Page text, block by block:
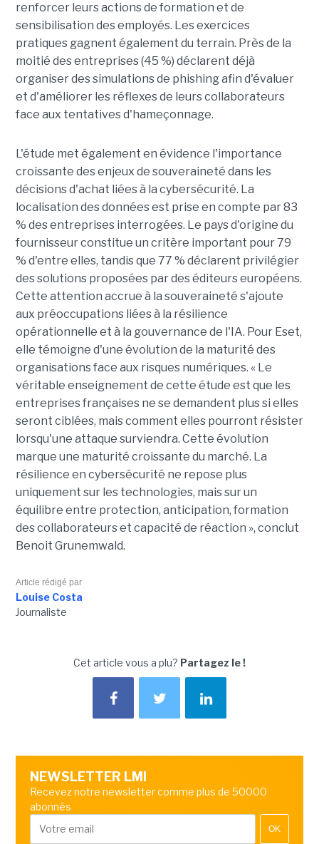
renforcer leurs actions de formation et de
sensibilisation des employés. Les exercices
pratiques gagnent également du terrain. Près de la
moitié des entreprises (45 %) déclarent déjà
organiser des simulations de phishing afin d'évaluer
et d'améliorer les réflexes de leurs collaborateurs
face aux tentatives d'hameçonnage.
L'étude met également en évidence l'importance
croissante des enjeux de souveraineté dans les
décisions d'achat liées à la cybersécurité. La
localisation des données est prise en compte par 83
% des entreprises interrogées. Le pays d'origine du
fournisseur constitue un critère important pour 79
% d'entre elles, tandis que 77 % déclarent privilégier
des solutions proposées par des éditeurs européens.
Cette attention accrue à la souveraineté s'ajoute
aux préoccupations liées à la résilience
opérationnelle et à la gouvernance de l'IA. Pour Eset,
elle témoigne d'une évolution de la maturité des
organisations face aux risques numériques. « Le
véritable enseignement de cette étude est que les
entreprises françaises ne se demandent plus si elles
seront ciblées, mais comment elles pourront résister
lorsqu'une attaque surviendra. Cette évolution
marque une maturité croissante du marché. La
résilience en cybersécurité ne repose plus
uniquement sur les technologies, mais sur un
équilibre entre protection, anticipation, formation
des collaborateurs et capacité de réaction », conclut
Benoit Grunemwald.
Article rédigé par
Louise Costa
Journaliste
Cet article vous a plu? Partagez le !
NEWSLETTER LMI
Recevez notre newsletter comme plus de 50000
abonnés
OK